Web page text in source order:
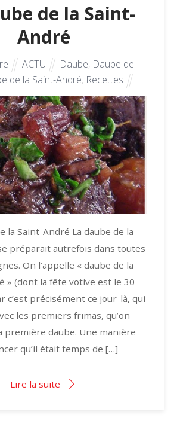
de la Saint-
André
ACTU Daube, Daube de
de la Saint-André, Recettes
la Saint-André La daube de la
préparait autrefois dans toutes
On l’appelle « daube de la
» (dont la fête votive est le 30
c’est précisément ce jour-là, qui
les premiers frimas, qu’on
première daube. Une manière
qu’il était temps de […]
Lire la suite